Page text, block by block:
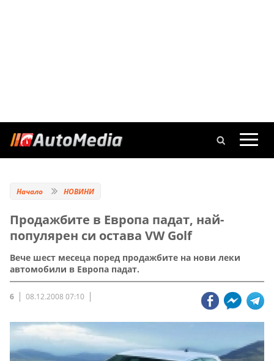
Начало НОВИНИ
Продажбите в Европа падат, най-
популярен си остава VW Golf
Вече шест месеца поред продажбите на нови леки
автомобили в Европа падат.
6 08.12.2008 07:10